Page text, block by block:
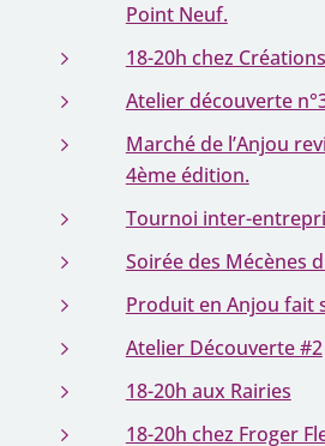
Point Neuf.
18-20h chez
Atelier découverte
Marché de l’Anjou
4ème édition.
Tournoi inter-
Soirée des Mécènes
Produit en Anjou fait
Atelier Découverte #2
18-20h aux Rairies
18-20h chez Froger